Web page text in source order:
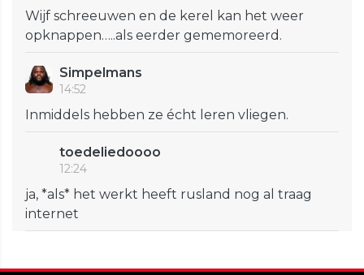
Wijf schreeuwen en de kerel kan het weer
opknappen…..als eerder gememoreerd.
Simpelmans
14:52
Inmiddels hebben ze écht leren vliegen.
toedeliedoooo
12:24
ja, *als* het werkt heeft rusland nog al traag
internet